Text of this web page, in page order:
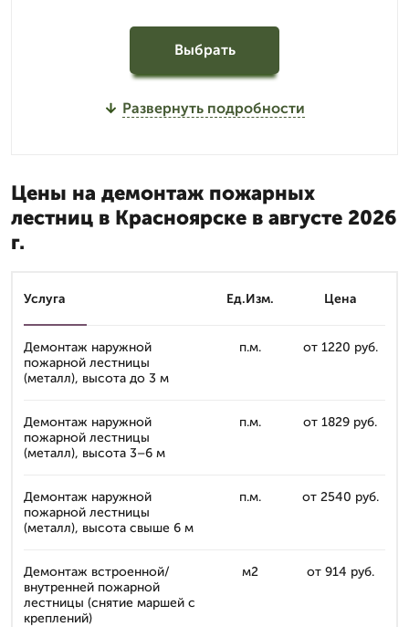
Выбрать
Развернуть подробности
Цены на демонтаж пожарных
лестниц в Красноярске в августе 2026
г.
Услуга Ед.Изм. Цена
Демонтаж наружной
пожарной лестницы
(металл), высота до 3 м
п.м. от 1220 руб.
Демонтаж наружной
пожарной лестницы
(металл), высота 3–6 м
п.м. от 1829 руб.
Демонтаж наружной
пожарной лестницы
(металл), высота свыше 6 м
п.м. от 2540 руб.
Демонтаж встроенной/
внутренней пожарной
лестницы (снятие маршей с
креплений)
м2 от 914 руб.